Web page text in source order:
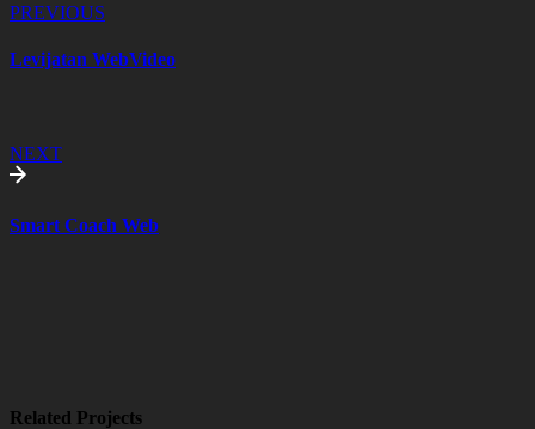
PREVIOUS
Levijatan WebVideo
NEXT
Smart Coach Web
Related Projects